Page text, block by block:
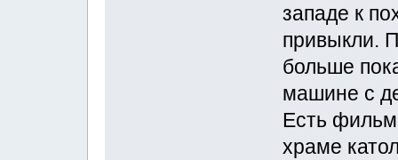
западе к
привыкли.
больше
машине с
Есть фильм
храме